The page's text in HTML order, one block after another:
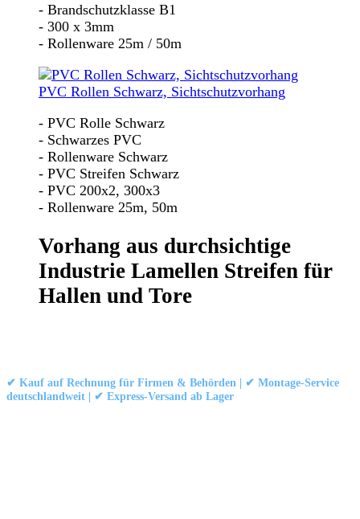
- Brandschutzklasse B1
- 300 x 3mm
- Rollenware 25m / 50m
PVC Rollen Schwarz, Sichtschutzvorhang
- PVC Rolle Schwarz
- Schwarzes PVC
- Rollenware Schwarz
- PVC Streifen Schwarz
- PVC 200x2, 300x3
- Rollenware 25m, 50m
Vorhang aus durchsichtige
Industrie Lamellen Streifen für
Hallen und Tore
✔ Kauf auf Rechnung für Firmen & Behörden | ✔ Montage-Service
deutschlandweit | ✔ Express-Versand ab Lager